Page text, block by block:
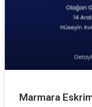
Marmara